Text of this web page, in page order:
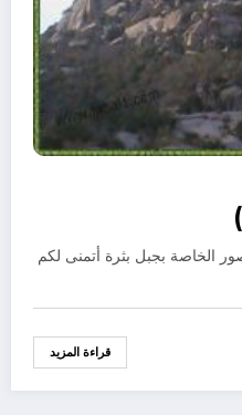
الخاصة بجبل بثرة أتمنى لكم
قراءة المزيد